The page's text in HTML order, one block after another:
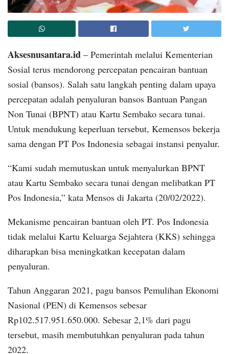
Aksesnusantara.id – Pemerintah melalui Kementerian
Sosial terus mendorong percepatan pencairan bantuan
sosial (bansos). Salah satu langkah penting dalam upaya
percepatan adalah penyaluran bansos Bantuan Pangan
Non Tunai (BPNT) atau Kartu Sembako secara tunai.
Untuk mendukung keperluan tersebut, Kemensos bekerja
sama dengan PT Pos Indonesia sebagai instansi penyalur.
“Kami sudah memutuskan untuk menyalurkan BPNT
atau Kartu Sembako secara tunai dengan melibatkan PT
Pos Indonesia,” kata Mensos di Jakarta (20/02/2022).
Mekanisme pencairan bantuan oleh PT. Pos Indonesia
tidak melalui Kartu Keluarga Sejahtera (KKS) sehingga
diharapkan bisa meningkatkan kecepatan dalam
penyaluran.
Tahun Anggaran 2021, pagu bansos Pemulihan Ekonomi
Nasional (PEN) di Kemensos sebesar
Rp102.517.951.650.000. Sebesar 2,1% dari pagu
tersebut, masih membutuhkan penyaluran pada tahun
2022.